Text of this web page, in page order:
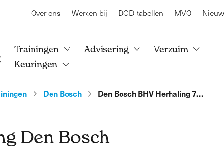
Over ons Werken bij DCD-tabellen MVO
Trainingen Advisering
Verzuim
Keuringen
Den Bosch Den Bosch BHV Herhaling 7…
Den Bosch